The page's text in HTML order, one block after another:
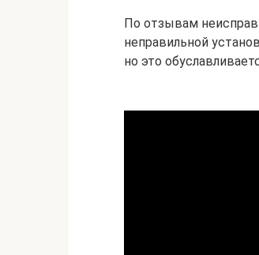
По отзывам
неправильной
но это